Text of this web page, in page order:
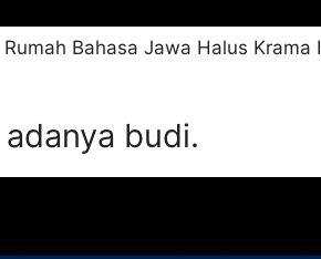
Bahasa Jawa Halus Krama
budi.